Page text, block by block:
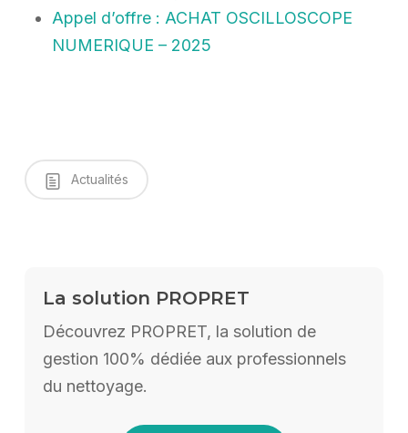
Appel d’offre : ACHAT OSCILLOSCOPE
NUMERIQUE – 2025
Actualités
La solution PROPRET
Découvrez PROPRET, la solution de
gestion 100% dédiée aux professionnels
du nettoyage.